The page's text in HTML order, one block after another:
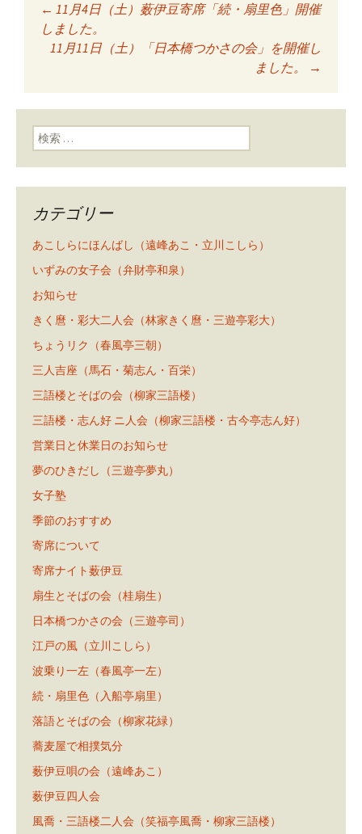
投稿ナビゲーショ
ン
← 11月4日（土）薮伊豆寄席「続・扇里色」開催
しました。
11月11日（土）「日本橋つかさの会」を開催し
ました。
→
検索:
カテゴリー
あこしらにほんばし（遠峰あこ・立川こしら）
いずみの女子会（弁財亭和泉）
お知らせ
きく麿・彩大二人会（林家きく麿・三遊亭彩大）
ちょうリク（春風亭三朝）
三人吉座（馬石・菊志ん・百栄）
三語楼とそばの会（柳家三語楼）
三語楼・志ん好 ニ人会（柳家三語楼・古今亭志ん好）
営業日と休業日のお知らせ
夢のひきだし（三遊亭夢丸）
女子塾
季節のおすすめ
寄席について
寄席ナイト薮伊豆
扇生とそばの会（桂扇生）
日本橋つかさの会（三遊亭司）
江戸の風（立川こしら）
波乗り一左（春風亭一左）
続・扇里色（入船亭扇里）
落語とそばの会（柳家花緑）
蕎麦屋で相撲気分
薮伊豆唄の会（遠峰あこ）
薮伊豆四人会
風喬・三語楼二人会（笑福亭風喬・柳家三語楼）